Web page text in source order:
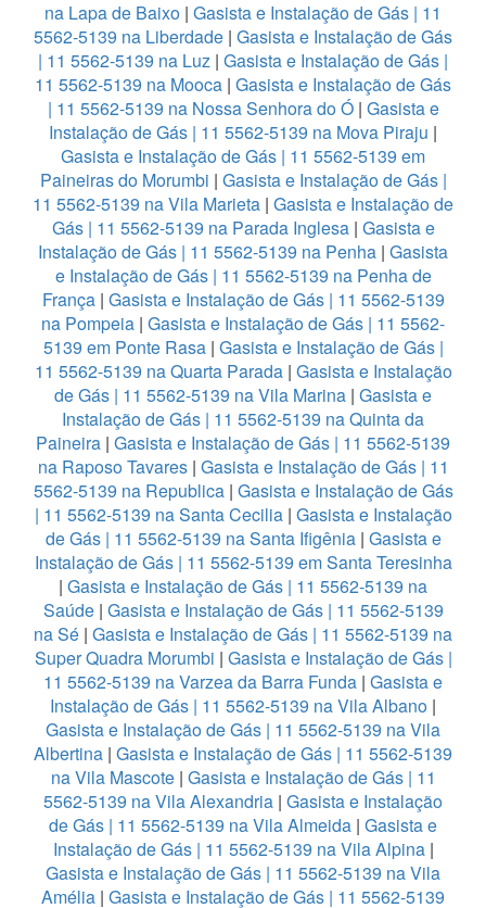
na Lapa de Baixo | Gasista e Instalação de Gás | 11
5562-5139 na Liberdade | Gasista e Instalação de Gás
| 11 5562-5139 na Luz | Gasista e Instalação de Gás |
11 5562-5139 na Mooca | Gasista e Instalação de Gás
| 11 5562-5139 na Nossa Senhora do Ó| Gasista e
Instalação de Gás | 11 5562-5139 na Mova Piraju |
Gasista e Instalação de Gás | 11 5562-5139 em
Paineiras do Morumbi | Gasista e Instalação de Gás |
11 5562-5139 na Vila Marieta | Gasista e Instalação de
Gás | 11 5562-5139 na Parada Inglesa | Gasista e
Instalação de Gás | 11 5562-5139 na Penha | Gasista
e Instalação de Gás | 11 5562-5139 na Penha de
França | Gasista e Instalação de Gás | 11 5562-5139
na Pompeia | Gasista e Instalação de Gás | 11 5562-
5139 em Ponte Rasa| Gasista e Instalação de Gás |
11 5562-5139 na Quarta Parada| Gasista e Instalação
de Gás | 11 5562-5139 na Vila Marina | Gasista e
Instalação de Gás | 11 5562-5139 na Quinta da
Paineira | Gasista e Instalação de Gás | 11 5562-5139
na Raposo Tavares| Gasista e Instalação de Gás | 11
5562-5139 na Republica| Gasista e Instalação de Gás
| 11 5562-5139 na Santa Cecilia| Gasista e Instalação
de Gás | 11 5562-5139 na Santa Ifigênia | Gasista e
Instalação de Gás | 11 5562-5139 em Santa Teresinha
| Gasista e Instalação de Gás | 11 5562-5139 na
Saúde| Gasista e Instalação de Gás | 11 5562-5139
na Sé | Gasista e Instalação de Gás | 11 5562-5139 na
Super Quadra Morumbi | Gasista e Instalação de Gás |
11 5562-5139 na Varzea da Barra Funda | Gasista e
Instalação de Gás | 11 5562-5139 na Vila Albano |
Gasista e Instalação de Gás | 11 5562-5139 na Vila
Albertina | Gasista e Instalação de Gás | 11 5562-5139
na Vila Mascote| Gasista e Instalação de Gás | 11
5562-5139 na Vila Alexandria | Gasista e Instalação
de Gás | 11 5562-5139 na Vila Almeida | Gasista e
Instalação de Gás | 11 5562-5139 na Vila Alpina |
Gasista e Instalação de Gás | 11 5562-5139 na Vila
Amélia | Gasista e Instalação de Gás | 11 5562-5139